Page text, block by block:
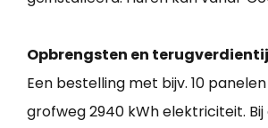
Opbrengsten en
Een bestelling met bijv. 10
grofweg 2940 kWh elektriciteit. Bij